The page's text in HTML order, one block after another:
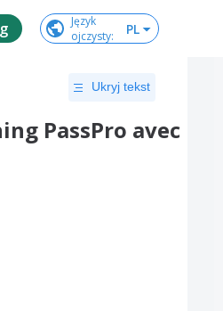
Język
ojczysty: PL
Ukryj tekst
PassPro avec